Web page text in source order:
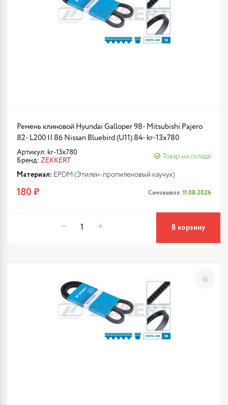
Ремень клиновой Hyundai Galloper 98- Mitsubishi Pajero
82- L200 II 86 Nissan Bluebird (U11) 84- kr-13x780
Артикул: kr-13x780
Бренд: ZEKKERT
Товар на складе
Материал: EPDM (Этилен-пропиленовый каучук)
180 ₽ Самовывоз: 11.08.2026
В корзину